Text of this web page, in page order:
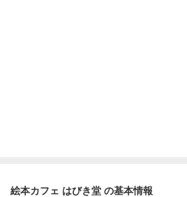
絵本カフェ はびき堂 の基本情報